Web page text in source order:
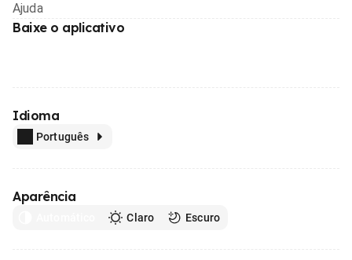
Ajuda
Baixe o aplicativo
Idioma
Português
Aparência
Claro Escuro